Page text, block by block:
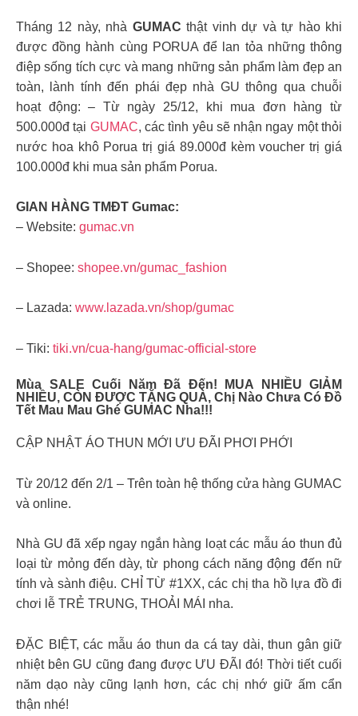
Tháng 12 này, nhà GUMAC thật vinh dự và tự hào khi
được đồng hành cùng PORUA để lan tỏa những thông
điệp sống tích cực và mang những sản phẩm làm đẹp an
toàn, lành tính đến phái đẹp nhà GU thông qua chuỗi
hoạt động: – Từ ngày 25/12, khi mua đơn hàng từ
500.000đ tại GUMAC, các tình yêu sẽ nhận ngay một thỏi
nước hoa khô Porua trị giá 89.000đ kèm voucher trị giá
100.000đ khi mua sản phẩm Porua.
GIAN HÀNG TMĐT Gumac:
– Website: gumac.vn
– Shopee: shopee.vn/gumac_fashion
– Lazada: www.lazada.vn/shop/gumac
– Tiki: tiki.vn/cua-hang/gumac-official-store
Mùa SALE Cuối Năm Đã Đến! MUA NHIỀU GIẢM
NHIỀU, CÒN ĐƯỢC TẶNG QUÀ, Chị Nào Chưa Có Đồ
Tết Mau Mau Ghé GUMAC Nha!!!
CẬP NHẬT ÁO THUN MỚI ƯU ĐÃI PHƠI PHỚI
Từ 20/12 đến 2/1 – Trên toàn hệ thống cửa hàng GUMAC
và online.
Nhà GU đã xếp ngay ngắn hàng loạt các mẫu áo thun đủ
loại từ mỏng đến dày, từ phong cách năng động đến nữ
tính và sành điệu. CHỈ TỪ #1XX, các chị tha hồ lựa đồ đi
chơi lễ TRẺ TRUNG, THOẢI MÁI nha.
ĐẶC BIỆT, các mẫu áo thun da cá tay dài, thun gân giữ
nhiệt bên GU cũng đang được ƯU ĐÃI đó! Thời tiết cuối
năm dạo này cũng lạnh hơn, các chị nhớ giữ ấm cẩn
thận nhé!